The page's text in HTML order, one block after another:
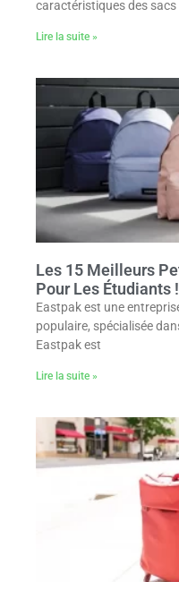
caractéristiques des sacs
Lire la suite »
Les 15 Meilleurs
Pour Les Étudiants !
Eastpak est une
populaire, spécialisée
Eastpak est
Lire la suite »